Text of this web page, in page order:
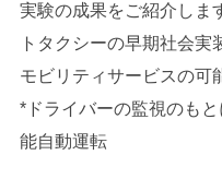
実験の成果をご紹介しま
トタクシーの早期社会
モビリティサービスの
*ドライバーの監視のも
能自動運転